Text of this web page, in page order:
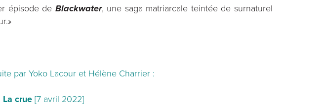
épisode de Blackwater, une saga matriarcale teintée de surnaturel
par Yoko Lacour et Hélène Charrier :
La crue [7 avril 2022]